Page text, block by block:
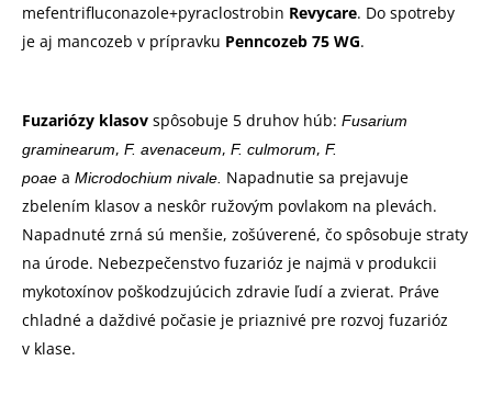
mefentrifluconazole+pyraclostrobin Revycare. Do spotreby
je aj mancozeb v prípravku Penncozeb 75 WG.
Fuzariózy klasov spôsobuje 5 druhov húb: Fusarium
graminearum, F. avenaceum, F. culmorum, F.
poae a Microdochium nivale. Napadnutie sa prejavuje
zbelením klasov a neskôr ružovým povlakom na plevách.
Napadnuté zrná sú menšie, zošúverené, čo spôsobuje straty
na úrode. Nebezpečenstvo fuzarióz je najmä v produkcii
mykotoxínov poškodzujúcich zdravie ľudí a zvierat. Práve
chladné a daždivé počasie je priaznivé pre rozvoj fuzarióz
v klase.